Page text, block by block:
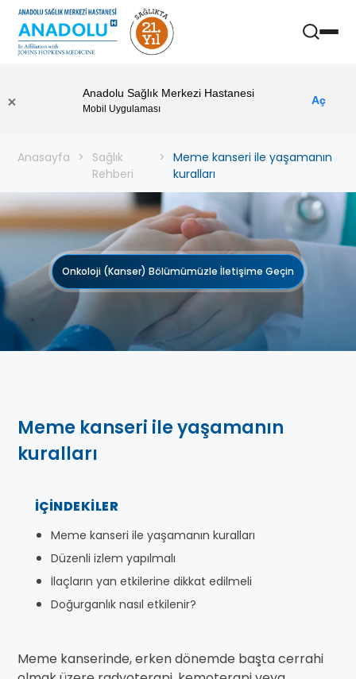
Anadolu Sağlık Merkezi Hastanesi
Mobil Uygulaması
Aç
Anasayfa
Sağlık
Rehberi
Meme kanseri ile yaşamanın
kuralları
Onkoloji (Kanser) Bölümümüzle İletişime Geçin
Meme kanseri ile yaşamanın
kuralları
İÇINDEKILER
Meme kanseri ile yaşamanın kuralları
Düzenli izlem yapılmalı
İlaçların yan etkilerine dikkat edilmeli
Doğurganlık nasıl etkilenir?
Meme kanserinde, erken dönemde başta cerrahi